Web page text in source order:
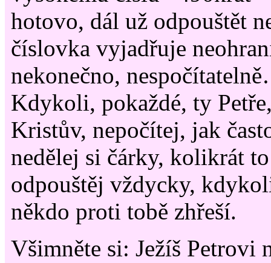
hotovo, dál už odpouštět
číslovka vyjadřuje
nekonečno,
Kdykoli, pokaždé, ty
Kristův, nepočítej, jak
nedělej si čárky, kolikrát
odpouštěj vždycky,
někdo proti tobě zhřeší.
Všimněte si: Ježíš Petrovi